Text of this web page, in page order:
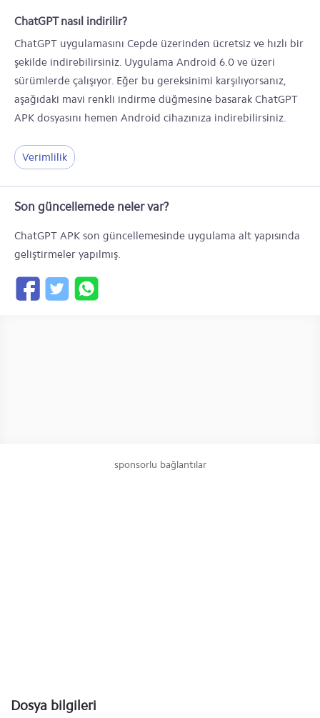
ChatGPT nasıl indirilir?
ChatGPT uygulamasını Cepde üzerinden ücretsiz ve hızlı bir
şekilde indirebilirsiniz. Uygulama Android 6.0 ve üzeri
sürümlerde çalışıyor. Eğer bu gereksinimi karşılıyorsanız,
aşağıdaki mavi renkli indirme düğmesine basarak ChatGPT
APK dosyasını hemen Android cihazınıza indirebilirsiniz.
Verimlilik
Son güncellemede neler var?
ChatGPT APK son güncellemesinde uygulama alt yapısında
geliştirmeler yapılmış.
sponsorlu bağlantılar
Dosya bilgileri